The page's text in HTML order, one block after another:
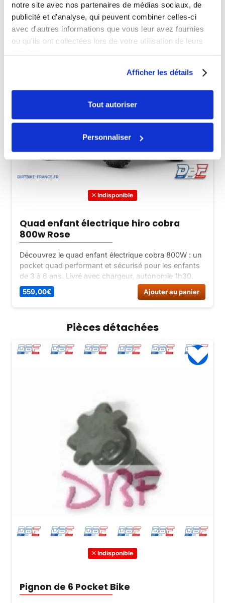
notre site avec nos partenaires de médias sociaux, de
publicité et d'analyse, qui peuvent combiner celles-ci
avec d'autres informations que vous leur avez fournies
ou qu'ils ont collectées lors de votre utilisation de leurs
Afficher les détails
Tout autoriser
Personnaliser
Indisponible
Quad enfant électrique hiro cobra
800w Rose
Découvrez le quad enfant électrique cobra 800W : un
pocket quad performant et sécurisé pour les enfants
de 3 à 6 ans. Livré avec chargeur, autonomie 1h30.
Idéal pour le tout-terrain.
559,00€ Ajouter au panier
Pièces détachées
Indisponible
Pignon de 6 Pocket Bike